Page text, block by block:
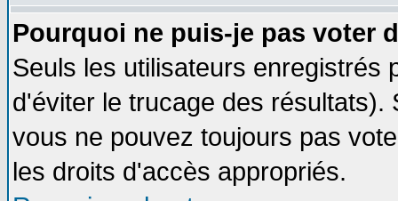
Pourquoi ne puis-je pas voter
Seuls les utilisateurs enregistrés
d'éviter le trucage des
vous ne pouvez toujours pas
les droits d'accès appropriés.